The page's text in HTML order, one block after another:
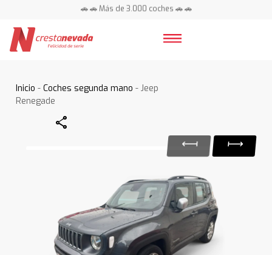
🚗 🚗 Más de 3.000 coches 🚗 🚗
Inicio -Coches segunda mano - Jeep
Renegade
Share